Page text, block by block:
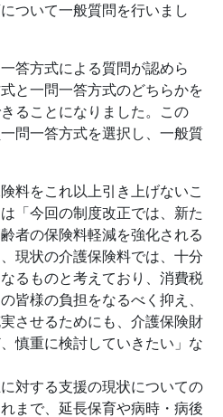
ついて一般質問を行いまし
答方式による質問が認めら
と一問一答方式のどちらかを
ることになりました。この
問一答方式を選択し、一般質
料をこれ以上引き上げないこ
「今回の制度改正では、新た
者の保険料軽減を強化される
現状の介護保険料では、十分
るものと考えており、消費税
皆様の負担をなるべく抑え、
させるためにも、介護保険財
慎重に検討していきたい」な
対する支援の現状についての
まで、延長保育や病時・病後